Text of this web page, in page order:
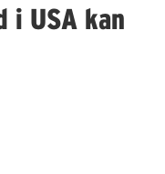
i USA kan